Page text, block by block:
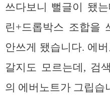
쓰다보니 뻘글이 됐
린+드롭박스 조합을
안쓰게 됐습니다. 에
갈지도 모르는데, 검
의 에버노트가 그립습